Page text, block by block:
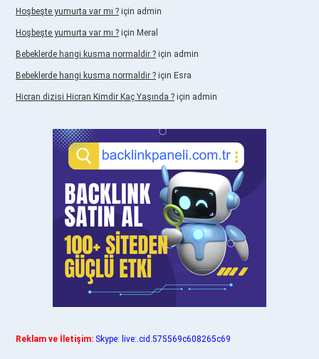
Hoşbeşte yumurta var mı ? için admin
Hoşbeşte yumurta var mı ? için Meral
Bebeklerde hangi kusma normaldir ? için admin
Bebeklerde hangi kusma normaldir ? için Esra
Hicran dizisi Hicran Kimdir Kaç Yaşında ? için admin
Reklam ve İletişim: Skype: live:.cid.575569c608265c69